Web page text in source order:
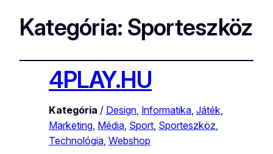
Kategória: Sporteszköz
4PLAY.HU
Kategória / Design Informatika Játék
Marketing Média Sport Sporteszköz
Technológia Webshop